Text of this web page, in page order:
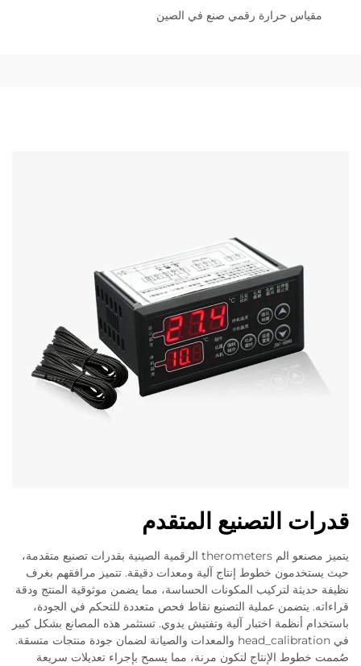
مقياس حرارة رقمي صنع في الصين
قدرات التصنيع المتقدم
يتميز مصنعو الم therometers الرقمية الصينية بقدرات تصنيع متقدمة،
حيث يستخدمون خطوط إنتاج آلية ومعدات دقيقة. تتميز مرافقهم بغرف
نظيفة حديثة لتركيب المكونات الحساسة، مما يضمن موثوقية المنتج ودقة
قراءاته. يتضمن عملية التصنيع نقاط فحص متعددة للتحكم في الجودة،
باستخدام أنظمة اختبار آلية وتفتيش يدوي. تستثمر هذه المصانع بشكل كبير
في head_calibration والمعدات والصيانة لضمان جودة منتجات متسقة.
صُممت خطوط الإنتاج لتكون مرنة، مما يسمح بإجراء تعديلات سريعة